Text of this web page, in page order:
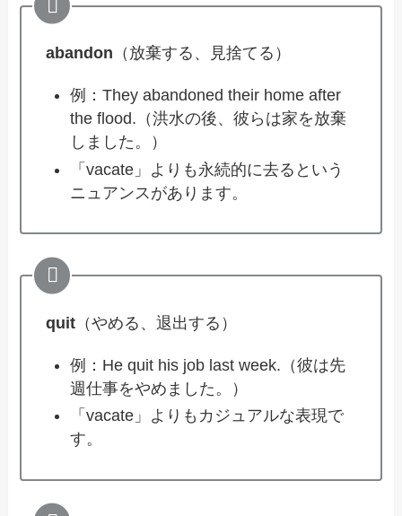
abandon （放棄する、見捨てる）
例：They abandoned their home after
the flood.（洪水の後、彼らは家を放棄
しました。）
「vacate」よりも永続的に去るという
ニュアンスがあります。
quit （やめる、退出する）
例：He quit his job last week.（彼は先
週仕事をやめました。）
「vacate」よりもカジュアルな表現で
す。